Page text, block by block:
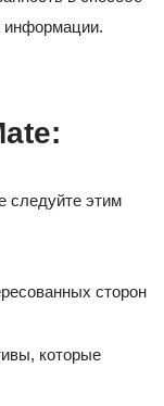
информации.
:
следуйте этим
сторон
которые